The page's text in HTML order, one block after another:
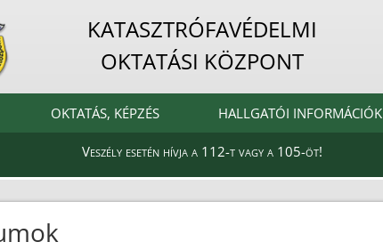
KATASZTRÓFAVÉDELMI
OKTATÁSI KÖZPONT
OKTATÁS, KÉPZÉS HALLGATÓI INFORMÁCIÓK
Veszély esetén hívja a 112-t vagy a 105-öt!